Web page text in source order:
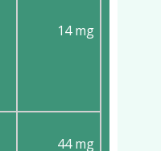
14 mg
44 mg